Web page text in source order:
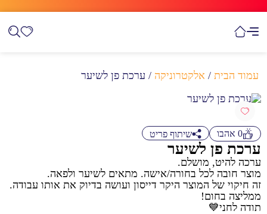
עמוד הבית / אלקטרוניקה / ערכת פן לשיער
0 אהבו שיתוף פריט
ערכת פן לשיער
ערכה להיט, מושלם.
מוצר חובה לכל בחורה/אישה. מתאים לשיער ולפאה.
זה חיקוי של המוצר היקר דייסון ועושה בדיוק את אותו עבודה.
ממליצה בחום!
תודה לחני💙